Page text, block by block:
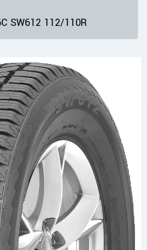
SW612 112/110R